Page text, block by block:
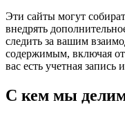
Эти сайты могут
внедрять
следить за вашим
содержимым, включая
вас есть учетная запись
С кем мы